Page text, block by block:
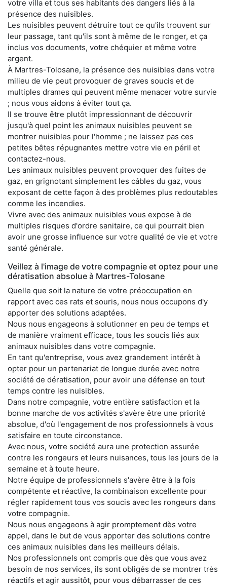
votre villa et tous ses habitants des dangers liés à la
présence des nuisibles.
Les nuisibles peuvent détruire tout ce qu'ils trouvent sur
leur passage, tant qu'ils sont à même de le ronger, et ça
inclus vos documents, votre chéquier et même votre
argent.
À Martres-Tolosane, la présence des nuisibles dans votre
milieu de vie peut provoquer de graves soucis et de
multiples drames qui peuvent même menacer votre survie
; nous vous aidons à éviter tout ça.
Il se trouve être plutôt impressionnant de découvrir
jusqu'à quel point les animaux nuisibles peuvent se
montrer nuisibles pour l'homme ; ne laissez pas ces
petites bêtes répugnantes mettre votre vie en péril et
contactez-nous.
Les animaux nuisibles peuvent provoquer des fuites de
gaz, en grignotant simplement les câbles du gaz, vous
exposant de cette façon à des problèmes plus redoutables
comme les incendies.
Vivre avec des animaux nuisibles vous expose à de
multiples risques d'ordre sanitaire, ce qui pourrait bien
avoir une grosse influence sur votre qualité de vie et votre
santé générale.
Veillez à l'image de votre compagnie et optez pour une
dératisation absolue à Martres-Tolosane
Quelle que soit la nature de votre préoccupation en
rapport avec ces rats et souris, nous nous occupons d'y
apporter des solutions adaptées.
Nous nous engageons à solutionner en peu de temps et
de manière vraiment efficace, tous les soucis liés aux
animaux nuisibles dans votre compagnie.
En tant qu'entreprise, vous avez grandement intérêt à
opter pour un partenariat de longue durée avec notre
société de dératisation, pour avoir une défense en tout
temps contre les nuisibles.
Dans notre compagnie, votre entière satisfaction et la
bonne marche de vos activités s'avère être une priorité
absolue, d'où l'engagement de nos professionnels à vous
satisfaire en toute circonstance.
Avec nous, votre société aura une protection assurée
contre les rongeurs et leurs nuisances, tous les jours de la
semaine et à toute heure.
Notre équipe de professionnels s'avère être à la fois
compétente et réactive, la combinaison excellente pour
régler rapidement tous vos soucis avec les rongeurs dans
votre compagnie.
Nous nous engageons à agir promptement dès votre
appel, dans le but de vous apporter des solutions contre
ces animaux nuisibles dans les meilleurs délais.
Nos professionnels ont compris que dès que vous avez
besoin de nos services, ils sont obligés de se montrer très
réactifs et agir aussitôt, pour vous débarrasser de ces